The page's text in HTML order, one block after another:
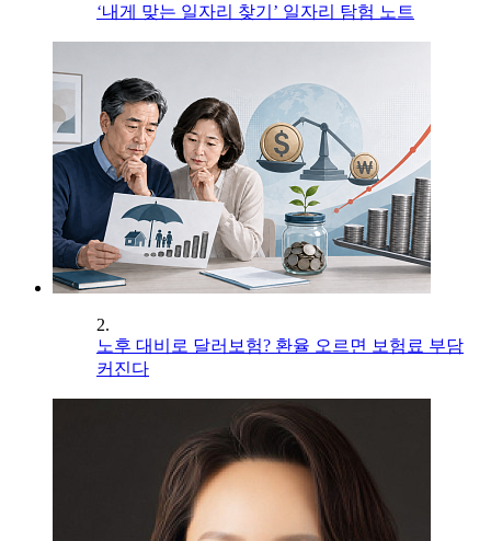
‘내게 맞는 일자리 찾기’ 일자리 탐험 노트
2.
노후 대비로 달러보험? 환율 오르면 보험료 부담
커진다